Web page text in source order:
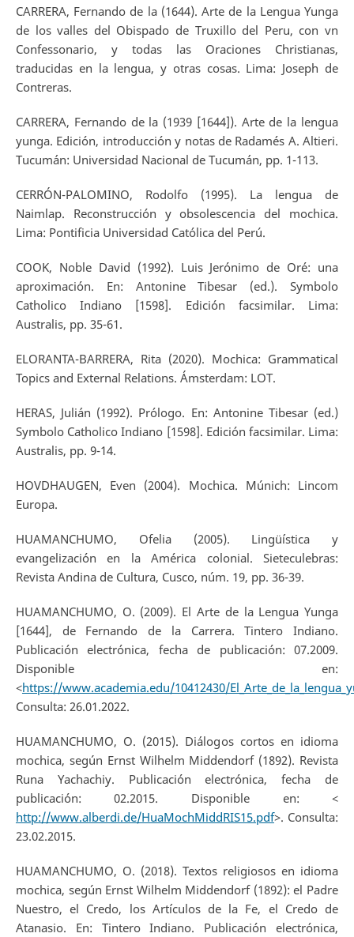
CARRERA, Fernando de la (1644). Arte de la Lengua Yunga
de los valles del Obispado de Truxillo del Peru, con vn
Confessonario, y todas las Oraciones Christianas,
traducidas en la lengua, y otras cosas. Lima: Joseph de
Contreras.
CARRERA, Fernando de la (1939 [1644]). Arte de la lengua
yunga. Edición, introducción y notas de Radamés A. Altieri.
Tucumán: Universidad Nacional de Tucumán, pp. 1-113.
CERRÓN-PALOMINO, Rodolfo (1995). La lengua de
Naimlap. Reconstrucción y obsolescencia del mochica.
Lima: Pontificia Universidad Católica del Perú.
COOK, Noble David (1992). Luis Jerónimo de Oré: una
aproximación. En: Antonine Tibesar (ed.). Symbolo
Catholico Indiano [1598]. Edición facsimilar. Lima:
Australis, pp. 35-61.
ELORANTA-BARRERA, Rita (2020). Mochica: Grammatical
Topics and External Relations. Ámsterdam: LOT.
HERAS, Julián (1992). Prólogo. En: Antonine Tibesar (ed.)
Symbolo Catholico Indiano [1598]. Edición facsimilar. Lima:
Australis, pp. 9-14.
HOVDHAUGEN, Even (2004). Mochica. Múnich: Lincom
Europa.
HUAMANCHUMO, Ofelia (2005). Lingüística y
evangelización en la América colonial. Sieteculebras:
Revista Andina de Cultura, Cusco, núm. 19, pp. 36-39.
HUAMANCHUMO, O. (2009). El Arte de la Lengua Yunga
[1644], de Fernando de la Carrera. Tintero Indiano.
Publicación electrónica, fecha de publicación: 07.2009.
Disponible en:
<https://www.academia.edu/10412430/
Consulta: 26.01.2022.
HUAMANCHUMO, O. (2015). Diálogos cortos en idioma
mochica, según Ernst Wilhelm Middendorf (1892). Revista
Runa Yachachiy. Publicación electrónica, fecha de
publicación: 02.2015. Disponible en: <
http://www.alberdi.de/HuaMochMiddRIS15.pdf>. Consulta:
23.02.2015.
HUAMANCHUMO, O. (2018). Textos religiosos en idioma
mochica, según Ernst Wilhelm Middendorf (1892): el Padre
Nuestro, el Credo, los Artículos de la Fe, el Credo de
Atanasio. En: Tintero Indiano. Publicación electrónica,